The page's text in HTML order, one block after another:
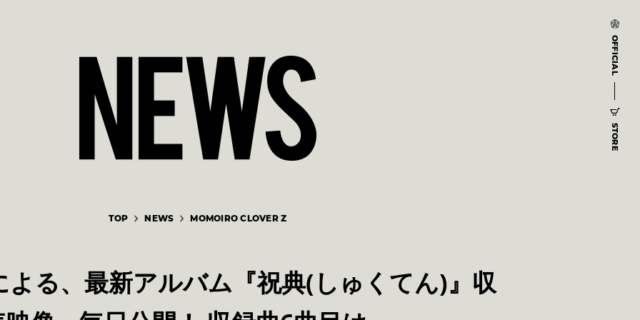
OFFICIAL
STORE
TOP NEWS MOMOIRO CLOVER Z
る、最新アルバム『祝典(しゅくてん)』収